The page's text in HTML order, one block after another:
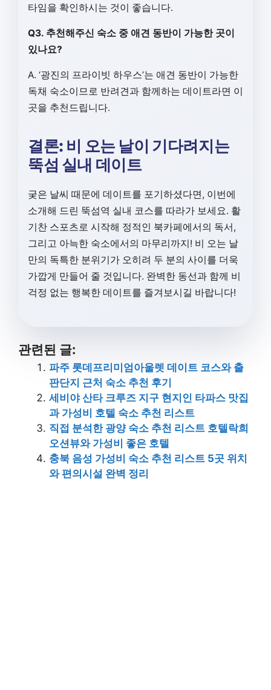
타임을 확인하시는 것이 좋습니다.
Q3. 추천해주신 숙소 중 애견 동반이 가능한 곳이
있나요?
A. ‘광진의 프라이빗 하우스’는 애견 동반이 가능한
독채 숙소이므로 반려견과 함께하는 데이트라면 이
곳을 추천드립니다.
결론: 비 오는 날이 기다려지는
뚝섬 실내 데이트
궂은 날씨 때문에 데이트를 포기하셨다면, 이번에
소개해 드린 뚝섬역 실내 코스를 따라가 보세요. 활
기찬 스포츠로 시작해 정적인 북카페에서의 독서,
그리고 아늑한 숙소에서의 마무리까지! 비 오는 날
만의 독특한 분위기가 오히려 두 분의 사이를 더욱
가깝게 만들어 줄 것입니다. 완벽한 동선과 함께 비
걱정 없는 행복한 데이트를 즐겨보시길 바랍니다!
관련된 글:
파주 롯데프리미엄아울렛 데이트 코스와 출
판단지 근처 숙소 추천 후기
세비야 산타 크루즈 지구 현지인 타파스 맛집
과 가성비 호텔 숙소 추천 리스트
직접 분석한 광양 숙소 추천 리스트 호텔락희
오션뷰와 가성비 좋은 호텔
충북 음성 가성비 숙소 추천 리스트 5곳 위치
와 편의시설 완벽 정리